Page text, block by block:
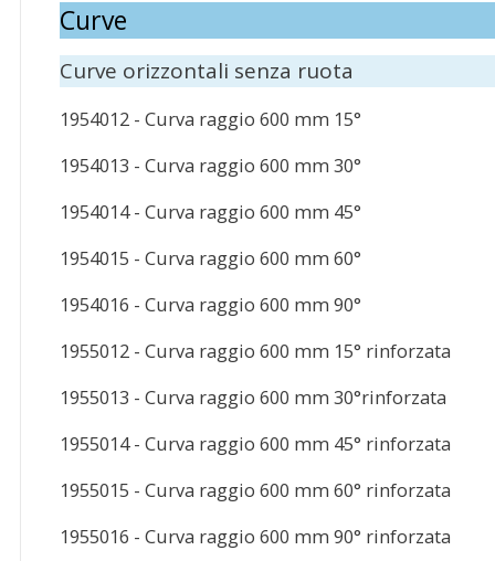
Curve
Curve orizzontali senza ruota
1954012 - Curva raggio 600 mm 15°
1954013 - Curva raggio 600 mm 30°
1954014 - Curva raggio 600 mm 45°
1954015 - Curva raggio 600 mm 60°
1954016 - Curva raggio 600 mm 90°
1955012 - Curva raggio 600 mm 15° rinforzata
1955013 - Curva raggio 600 mm 30°rinforzata
1955014 - Curva raggio 600 mm 45° rinforzata
1955015 - Curva raggio 600 mm 60° rinforzata
1955016 - Curva raggio 600 mm 90° rinforzata